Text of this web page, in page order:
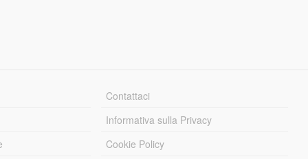
Contattaci
Informativa sulla Privacy
Cookie Policy